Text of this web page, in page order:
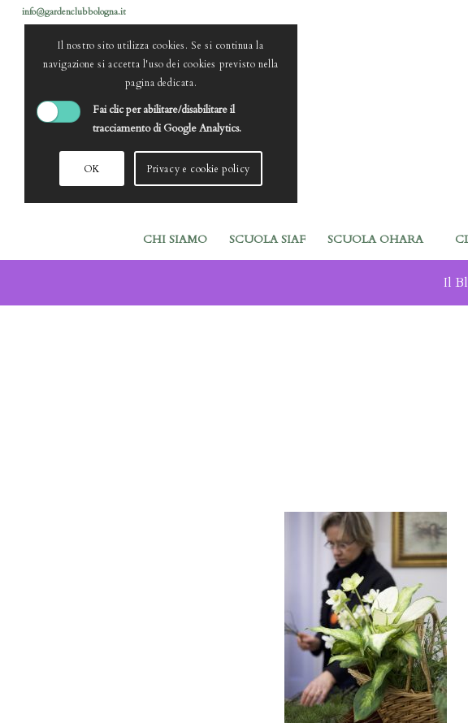
info@gardenclubbologna.it
CHI SIAMO SCUOLA SIAF SCUOLA OHARA
Il
Il nostro sito utilizza cookies. Se si continua la
navigazione si accetta l'uso dei cookies previsto nella
pagina dedicata.
Fai clic per abilitare/disabilitare il
tracciamento di Google Analytics.
OK Privacy e cookie policy